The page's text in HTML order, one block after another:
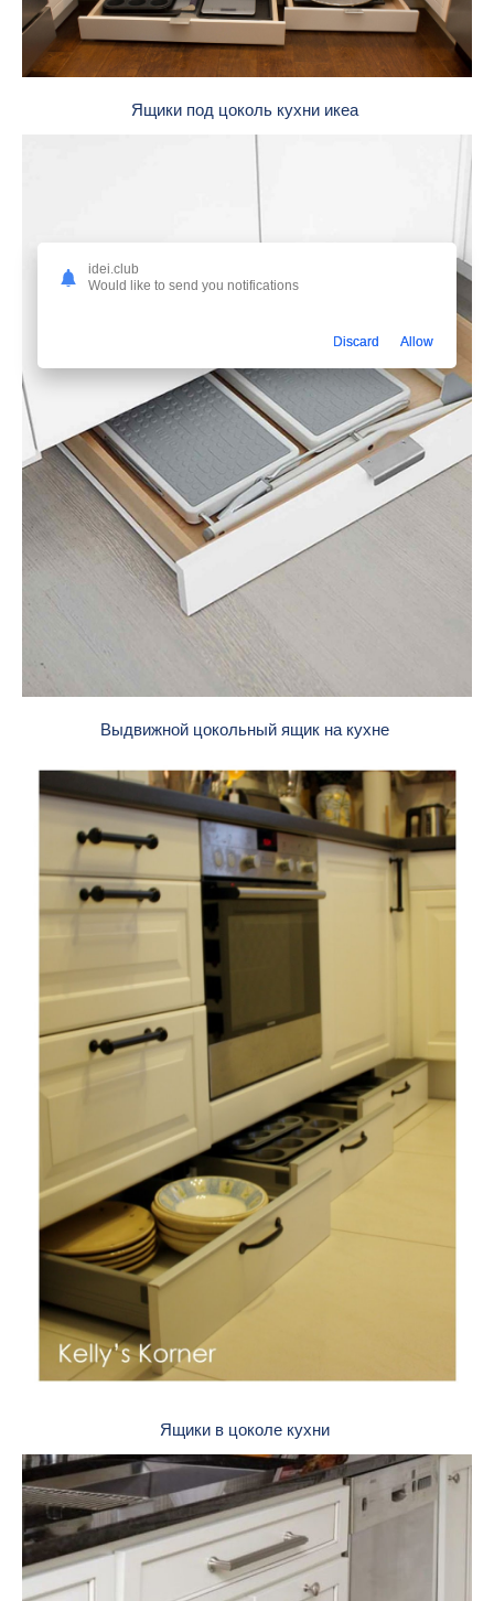
Ящики под цоколь кухни икеа
Выдвижной цокольный ящик на кухне
Ящики в цоколе кухни
idei.club
Would like to send you notifications
Discard Allow